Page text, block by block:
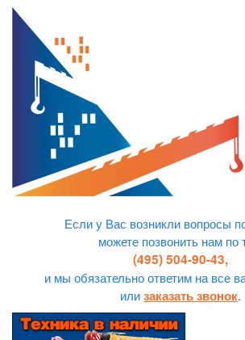
Если у Вас возникли вопросы
можете позвонить нам по
(495) 504-90-43,
и мы обязательно ответим на все
илизаказать звонок.